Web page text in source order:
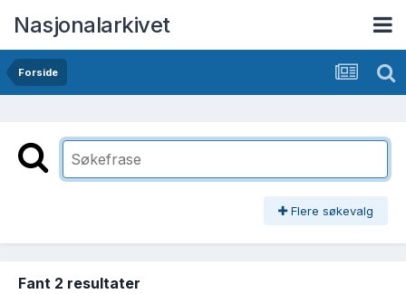
Nasjonalarkivet
Forside
Flere søkevalg
Fant 2 resultater